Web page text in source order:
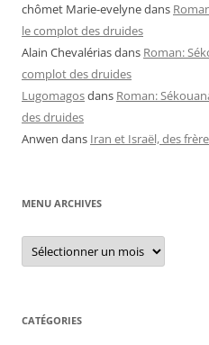
chômet Marie-evelynedans
le complot des druides
Alain Chevalériasdans Roman:
complot des druides
Lugomagosdans Roman:
des druides
Anwen dans Iran et Israël, des
MENU ARCHIVES
Menu
archives
CATÉGORIES